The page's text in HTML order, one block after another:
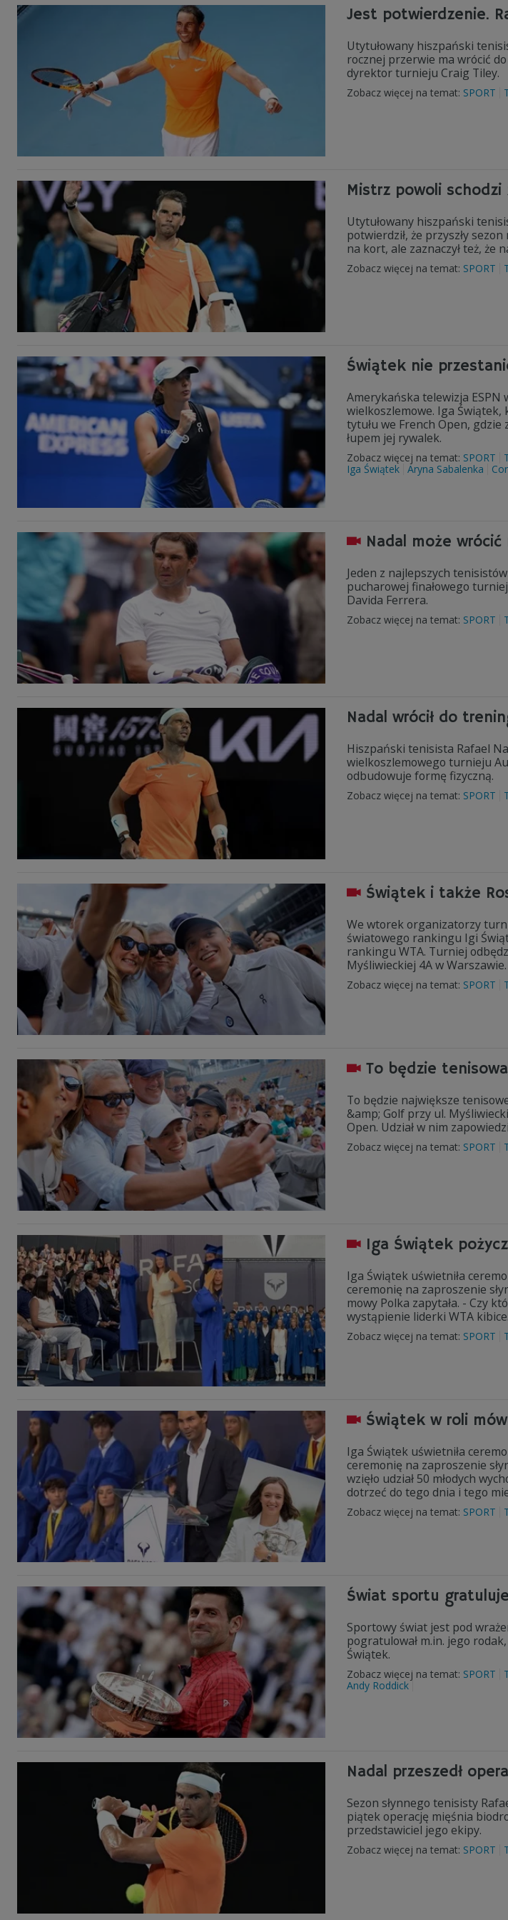
Jest potwierdzenie.
Utytułowany hiszpański
rocznej przerwie ma wrócić
dyrektor turnieju Craig Tiley.
Zobacz więcej na temat: SPORT
Mistrz powoli schodzi
Utytułowany hiszpański
potwierdził, że przyszły
na kort, ale zaznaczył też, że
Zobacz więcej na temat: SPORT
Świątek nie
Amerykańska telewizja
wielkoszlemowe. Iga
tytułu we French Open, gdzie
łupem jej rywalek.
Zobacz więcej na temat: SPORT
Iga Świątek Aryna Sabalenka
Nadal może
Jeden z najlepszych
pucharowej finałowego
Davida Ferrera.
Zobacz więcej na temat: SPORT
Nadal wrócił do
Hiszpański tenisista Rafael
wielkoszlemowego turnieju
odbudowuje formę fizyczną.
Zobacz więcej na temat: SPORT
Świątek i także
We wtorek organizatorzy
światowego rankingu Igi
rankingu WTA. Turniej
Myśliwieckiej 4A w Warszawie.
Zobacz więcej na temat: SPORT
To będzie
To będzie największe
&amp; Golf przy ul.
Open. Udział w nim
Zobacz więcej na temat: SPORT
Iga Świątek
Iga Świątek uświetniła
ceremonię na zaproszenie
mowy Polka zapytała. - Czy
wystąpienie liderki WTA kibice.
Zobacz więcej na temat: SPORT
Świątek w roli
Iga Świątek uświetniła
ceremonię na zaproszenie
wzięło udział 50 młodych
dotrzeć do tego dnia i tego
Zobacz więcej na temat: SPORT
Świat sportu
Sportowy świat jest pod
pogratulował m.in. jego
Świątek.
Zobacz więcej na temat: SPORT
Andy Roddick
Nadal przeszedł
Sezon słynnego tenisisty
piątek operację mięśnia
przedstawiciel jego ekipy.
Zobacz więcej na temat: SPORT